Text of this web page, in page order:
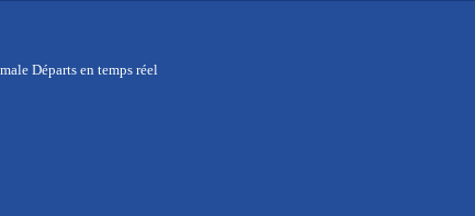
Départs en temps réel